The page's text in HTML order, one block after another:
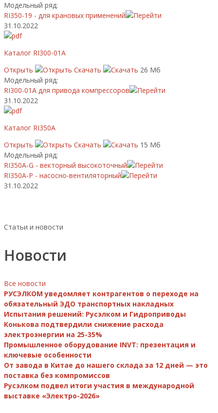
Модельный ряд:
RI350-19 - для крановых применений
31.10.2022
Каталог RI300-01A
Открыть
Скачать
26 Мб
Модельный ряд:
RI300-01A для привода компрессоров
31.10.2022
Каталог RI350A
Открыть
Скачать
15 Мб
Модельный ряд:
RI350A-G - векторный высокоточный
RI350A-P - насосно-вентиляторный
31.10.2022
Статьи и новости
Новости
Все новости
РУСЭЛКОМ уведомляет контрагентов о переходе на
обязательный ЭДО транспортных накладных
Испытания решений: Русэлком и Гидроприводы
Конькова подтвердили снижение расхода
электроэнергии на 25-35%
Промышленное оборудование INVT: презентация и
ключевые особенности
От завода в Китае до нашего склада за 12 дней — это
поставка без компромиссов
Русэлком подвел итоги участия в международной
выставке «Электро-2026»